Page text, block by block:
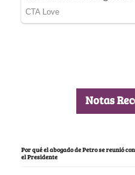
Notas
Por qué el abogado de Petro se reunió
el Presidente